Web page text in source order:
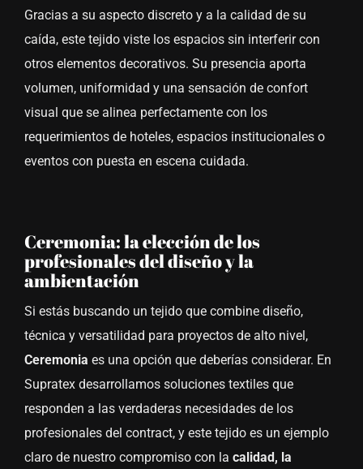
Gracias a su aspecto discreto y a la calidad de su
caída, este tejido viste los espacios sin interferir con
otros elementos decorativos. Su presencia aporta
volumen, uniformidad y una sensación de confort
visual que se alinea perfectamente con los
requerimientos de hoteles, espacios institucionales o
eventos con puesta en escena cuidada.
Ceremonia: la elección de los
profesionales del diseño y la
ambientación
Si estás buscando un tejido que combine diseño,
técnica y versatilidad para proyectos de alto nivel,
Ceremonia es una opción que deberías considerar. En
Supratex desarrollamos soluciones textiles que
responden a las verdaderas necesidades de los
profesionales del contract, y este tejido es un ejemplo
claro de nuestro compromiso con la calidad, la